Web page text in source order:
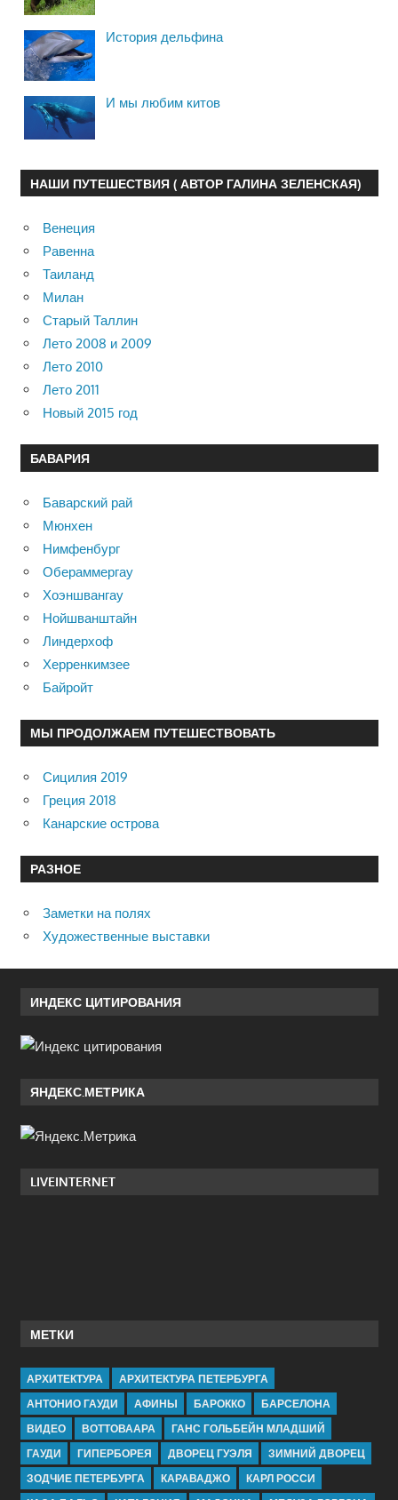
История дельфина
И мы любим китов
НАШИ ПУТЕШЕСТВИЯ ( АВТОР ГАЛИНА ЗЕЛЕНСКАЯ)
Венеция
Равенна
Таиланд
Милан
Старый Таллин
Лето 2008 и 2009
Лето 2010
Лето 2011
Новый 2015 год
БАВАРИЯ
Баварский рай
Мюнхен
Нимфенбург
Обераммергау
Хоэншвангау
Нойшванштайн
Линдерхоф
Херренкимзее
Байройт
МЫ ПРОДОЛЖАЕМ ПУТЕШЕСТВОВАТЬ
Сицилия 2019
Греция 2018
Канарские острова
РАЗНОЕ
Заметки на полях
Художественные выставки
ИНДЕКС ЦИТИРОВАНИЯ
ЯНДЕКС.МЕТРИКА
LIVEINTERNET
МЕТКИ
АРХИТЕКТУРА
АРХИТЕКТУРА ПЕТЕРБУРГА
АНТОНИО ГАУДИ
АФИНЫ БАРОККО
БАРСЕЛОНА
ВИДЕО
ВОТТОВААРА
ГАНС ГОЛЬБЕЙН МЛАДШИЙ
ГАУДИ
ГИПЕРБОРЕЯ ДВОРЕЦ ГУЭЛЯ
ЗИМНИЙ ДВОРЕЦ
ЗОДЧИЕ ПЕТЕРБУРГА
КАРАВАДЖО
КАРЛ РОССИ